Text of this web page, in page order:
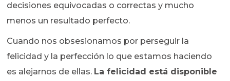
decisiones equivocadas o correctas y mucho
menos un resultado perfecto.
Cuando nos obsesionamos por perseguir la
felicidad y la perfección lo que estamos haciendo
es alejarnos de ellas. La felicidad está disponible